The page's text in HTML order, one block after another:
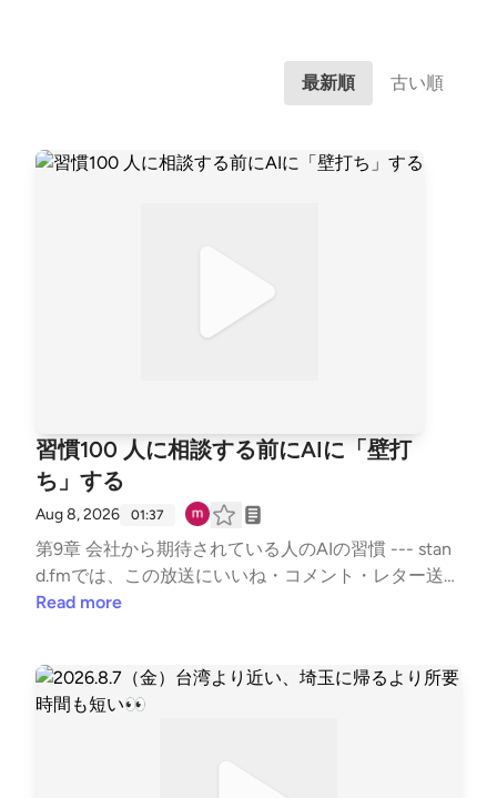
最新順 古い順
習慣100 人に相談する前にAIに「壁打
ち」する
Aug 8, 2026 01:37
第9章 会社から期待されている人のAIの習慣 --- stan
d.fmでは、この放送にいいね・コメント・レター送信
ができます。https://listen.style/p/sutem?par8V21j ht
Read more